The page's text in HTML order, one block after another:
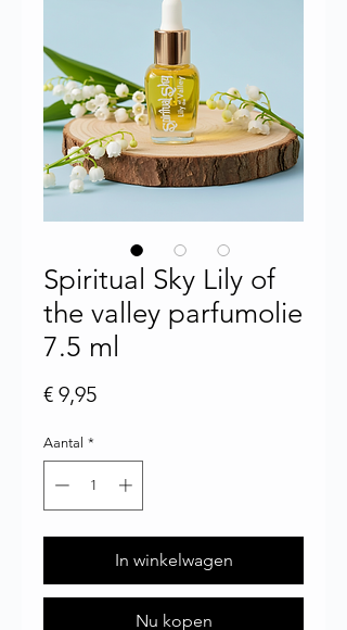
Spiritual Sky Lily of
the valley parfumolie
7.5 ml
€ 9,95Prijs
Aantal *
In winkelwagen
Nu kopen